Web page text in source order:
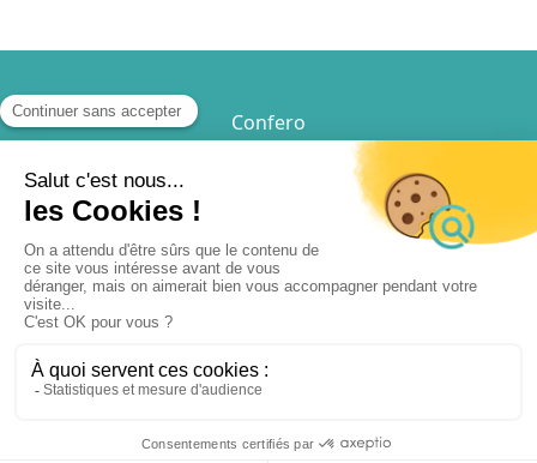
Confero
17 rue Tiphaine 75015 Paris
Notre solution
Webinaires